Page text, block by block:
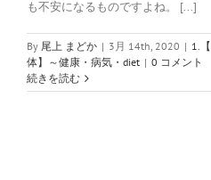
も不安になるものですよね。 [...]
By 尾上 まどか | 3月 14th, 2020 | 1.
体】～健康・病気・diet | 0 コメント
続きを読む